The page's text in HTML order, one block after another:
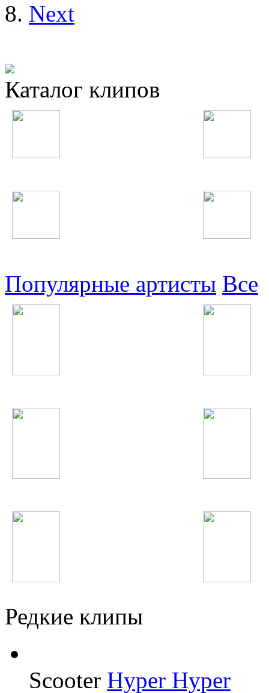
Next
Каталог клипов
Популярные артисты Все
Редкие клипы
Scooter Hyper Hyper